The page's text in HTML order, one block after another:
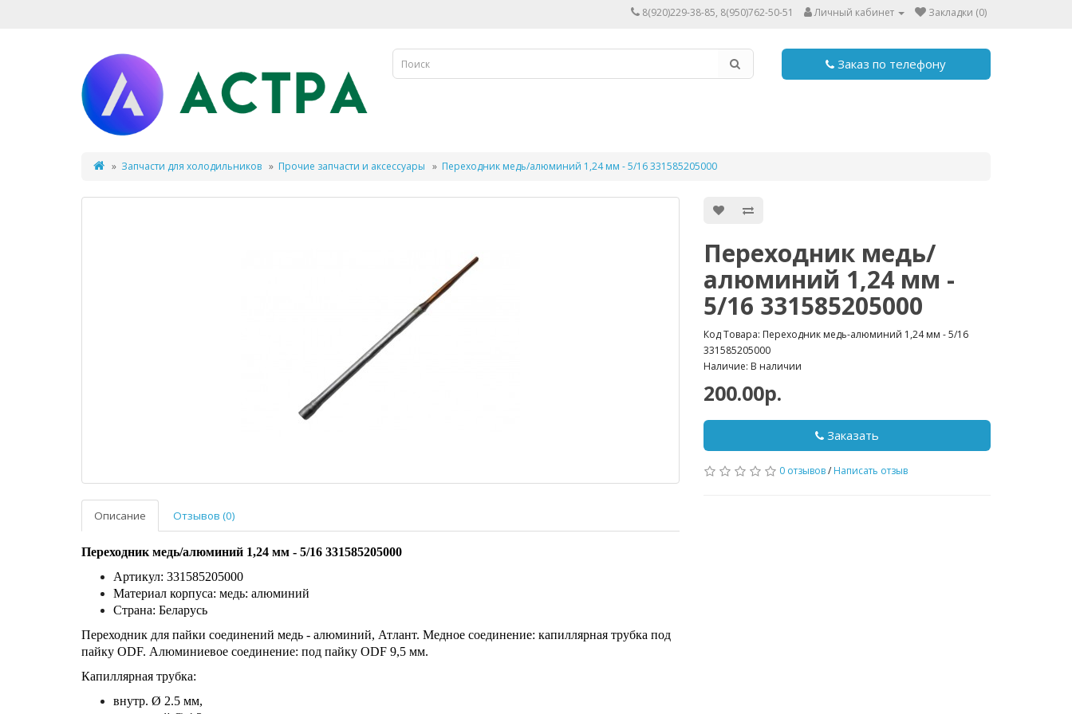
8(920)229-38-85, 8(950)762-50-51 Личный кабинет Закладки (0)
Заказ по телефону
Запчасти для холодильников Прочие запчасти и аксессуары Переходник медь/алюминий 1,24 мм - 5/16 331585205000
Описание Отзывов (0)
Переходник медь/алюминий 1,24 мм - 5/16 331585205000
Артикул: 331585205000
Материал корпуса: медь: алюминий
Страна: Беларусь
Переходник для пайки соединений медь - алюминий, Атлант. Медное соединение: капиллярная трубка под
пайку ODF. Алюминиевое соединение: под пайку ODF 9,5 мм.
Капиллярная трубка:
внутр. Ø 2.5 мм,
Переходник медь/
алюминий 1,24 мм -
5/16 331585205000
Код Товара: Переходник медь-алюминий 1,24 мм - 5/16
331585205000
Наличие: В наличии
200.00р.
Заказать
0 отзывов/ Написать отзыв